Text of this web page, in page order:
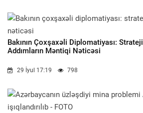
Bakının Çoxşaxəli Diplomatiyası: Strateji
Addımların Məntiqi Nəticəsi
29 İyul 17:19 798